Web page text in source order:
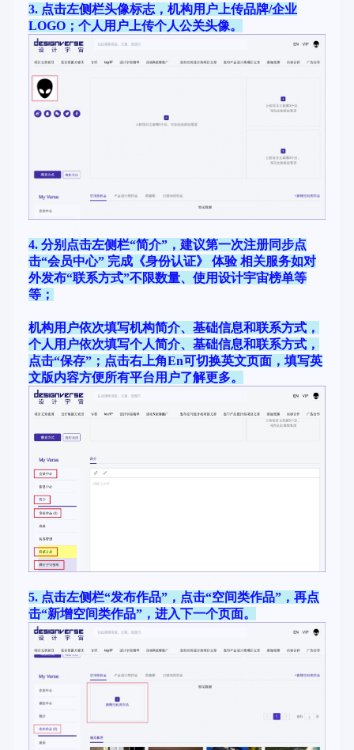
3. 点击左侧栏头像标志，机构用户上传品牌/企业
LOGO；个人用户上传个人公关头像。
4. 分别点击左侧栏“简介”，建议第一次注册同步点
击“会员中心” 完成《身份认证》 体验 相关服务如对
外发布“联系方式”不限数量、使用设计宇宙榜单等
等；
机构用户依次填写机构简介、基础信息和联系方式，
个人用户依次填写个人简介、基础信息和联系方式，
点击“保存”；点击右上角En可切换英文页面，填写英
文版内容方便所有平台用户了解更多。
5. 点击左侧栏“发布作品”，点击“空间类作品”，再点
击“新增空间类作品”，进入下一个页面。